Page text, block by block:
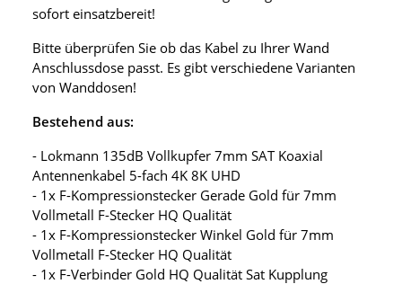
sofort einsatzbereit!
Bitte überprüfen Sie ob das Kabel zu Ihrer Wand
Anschlussdose passt. Es gibt verschiedene Varianten
von Wanddosen!
Bestehend aus:
- Lokmann 135dB Vollkupfer 7mm SAT Koaxial
Antennenkabel 5-fach 4K 8K UHD
- 1x F-Kompressionstecker Gerade Gold für 7mm
Vollmetall F-Stecker HQ Qualität
- 1x F-Kompressionstecker Winkel Gold für 7mm
Vollmetall F-Stecker HQ Qualität
- 1x F-Verbinder Gold HQ Qualität Sat Kupplung